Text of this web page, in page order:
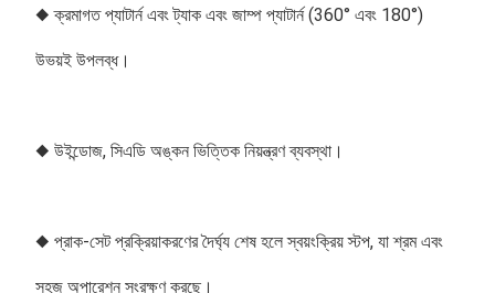
◆ ক্রমাগত প্যাটার্ন এবং ট্যাক এবং জাম্প প্যাটার্ন (360° এবং 180°)
উভয়ই উপলব্ধ।
◆ উইন্ডোজ, সিএডি অঙ্কন ভিত্তিক নিয়ন্ত্রণ ব্যবস্থা।
◆ প্রাক-সেট প্রক্রিয়াকরণের দৈর্ঘ্য শেষ হলে স্বয়ংক্রিয় স্টপ, যা শ্রম এবং
সহজ অপারেশন সংরক্ষণ করছে।